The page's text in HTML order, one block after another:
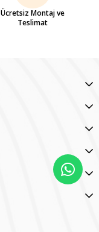
Ücretsiz Montaj ve
Teslimat